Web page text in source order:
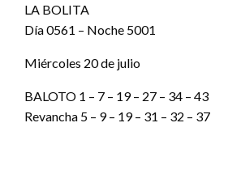
LA BOLITA
Día 0561 – Noche 5001
Miércoles 20 de julio
BALOTO 1 – 7 – 19 – 27 – 34 – 43
Revancha 5 – 9 – 19 – 31 – 32 – 37